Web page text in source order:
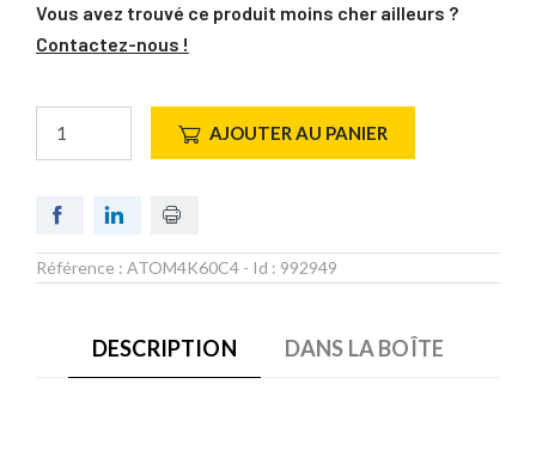
Vous avez trouvé ce produit moins cher ailleurs ?
Contactez-nous !
AJOUTER AU PANIER
Référence : ATOM4K60C4 - Id : 992949
DESCRIPTION DANS LA BOÎTE